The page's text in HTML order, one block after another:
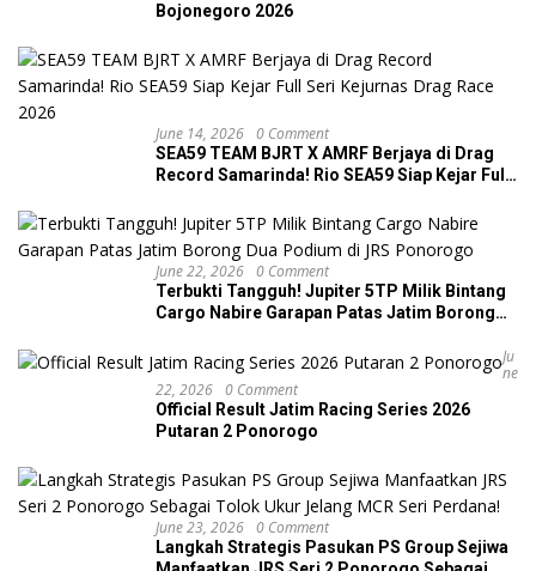
Bojonegoro 2026
June 14, 2026 0 Comment
SEA59 TEAM BJRT X AMRF Berjaya di Drag
Record Samarinda! Rio SEA59 Siap Kejar Full
June 22, 2026 0 Comment
Terbukti Tangguh! Jupiter 5TP Milik Bintang
Cargo Nabire Garapan Patas Jatim Borong
Ju
Ne
22, 2026 0 Comment
Official Result Jatim Racing Series 2026
Putaran 2 Ponorogo
June 23, 2026 0 Comment
Langkah Strategis Pasukan PS Group Sejiwa